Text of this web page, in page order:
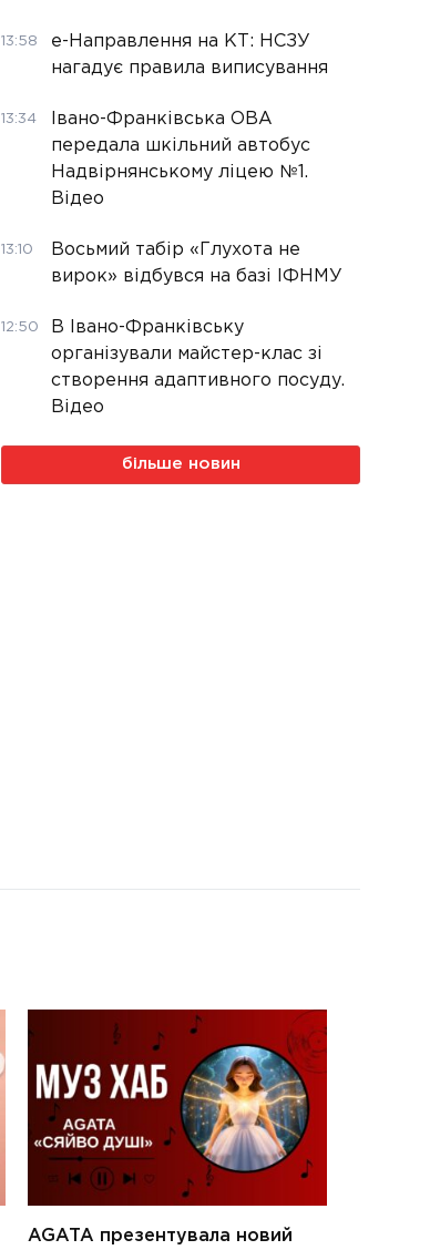
13:58
е-Направлення на КТ: НСЗУ
нагадує правила виписування
13:34
Івано-Франківська ОВА
передала шкільний автобус
Надвірнянському ліцею №1.
Відео
13:10
Восьмий табір «Глухота не
вирок» відбувся на базі ІФНМУ
12:50
В Івано-Франківську
організували майстер-клас зі
створення адаптивного посуду.
Відео
більше новин
AGATA презентувала новий